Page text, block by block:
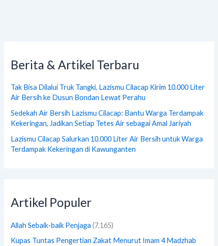
Berita & Artikel Terbaru
Tak Bisa Dilalui Truk Tangki, Lazismu Cilacap Kirim 10.000 Liter
Air Bersih ke Dusun Bondan Lewat Perahu
Sedekah Air Bersih Lazismu Cilacap: Bantu Warga Terdampak
Kekeringan, Jadikan Setiap Tetes Air sebagai Amal Jariyah
Lazismu Cilacap Salurkan 10.000 Liter Air Bersih untuk Warga
Terdampak Kekeringan di Kawunganten
Artikel Populer
Allah Sebaik-baik Penjaga (7,165)
Kupas Tuntas Pengertian Zakat Menurut Imam 4 Madzhab